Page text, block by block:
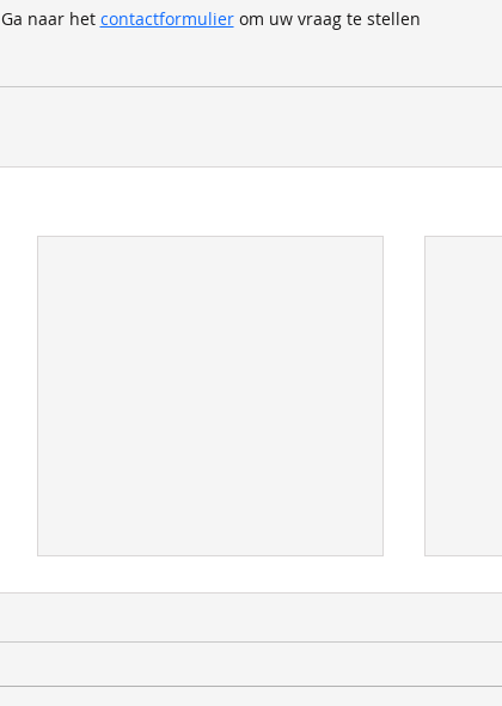
Ga naar het contactformulier om uw vraag te stellen